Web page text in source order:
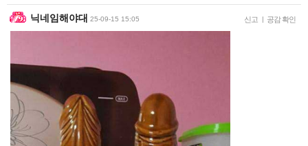
닉네임해야대 25-09-15 15:05 신고 | 공감 확인